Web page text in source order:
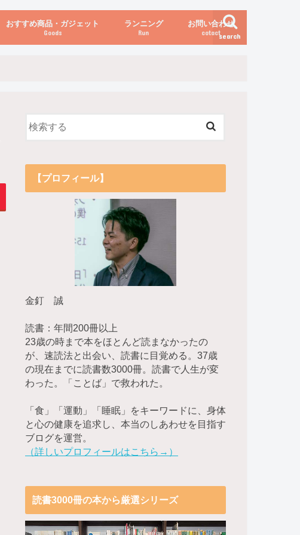
search
おすすめ商品・ガジェット
Goods
ランニング
Run
お問い合わせ
cotact
【プロフィール】
金釘 誠
読書：年間200冊以上
23歳の時まで本をほとんど読まなかったの
が、速読法と出会い、読書に目覚める。37歳
の現在までに読書数3000冊。読書で人生が変
わった。「ことば」で救われた。
「食」「運動」「睡眠」をキーワードに、身体
と心の健康を追求し、本当のしあわせを目指す
ブログを運営。
（詳しいプロフィールはこちら→）
読書3000冊の本から厳選シリーズ